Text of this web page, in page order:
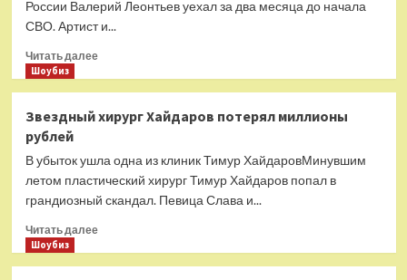
России Валерий Леонтьев уехал за два месяца до начала
СВО. Артист и...
Читать далееПрочитать
Леонтьев
вернется
Шоубиз
Звездный хирург Хайдаров потерял миллионы
рублей
В убыток ушла одна из клиник Тимур ХайдаровМинувшим
летом пластический хирург Тимур Хайдаров попал в
грандиозный скандал. Певица Слава и...
Читать далееПрочитать
Шоубиз